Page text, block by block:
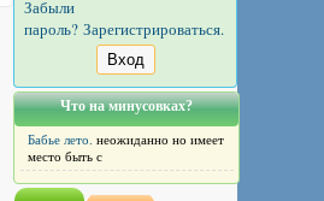
Забыли
пароль? Зарегистрироваться.
Что на минусовках?
Бабье лето. неожиданно но имеет
место быть с